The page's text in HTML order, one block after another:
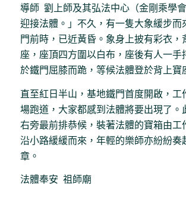
導師 劉上師及其弘法中心（金剛乘學
迎接法體。」不久，有一隻大象緩步而
門前時，已近黃昏。象身上披有彩衣，
座，座頂四方圍以白布，座後有人一手
於鐵門屈膝而跪，等候法體登於背上寶
直至紅日半山，基地鐵門首度開啟，工
場跑道，大家都感到法體將要出現了。
右旁最前排恭候，裝著法體的寶箱由工
沿小路緩緩而來，年輕的樂師亦紛紛奏
章。
法體奉安 祖師廟